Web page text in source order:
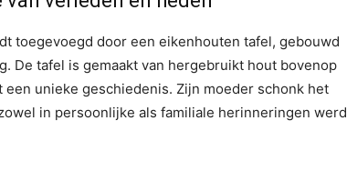
toegevoegd door een eikenhouten tafel, gebouwd
De tafel is gemaakt van hergebruikt hout bovenop
unieke geschiedenis. Zijn moeder schonk het
in persoonlijke als familiale herinneringen werd